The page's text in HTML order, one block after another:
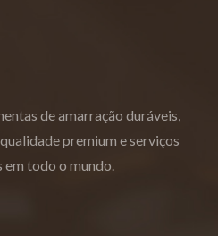
de amarração duráveis,
premium e serviços
em todo o mundo.